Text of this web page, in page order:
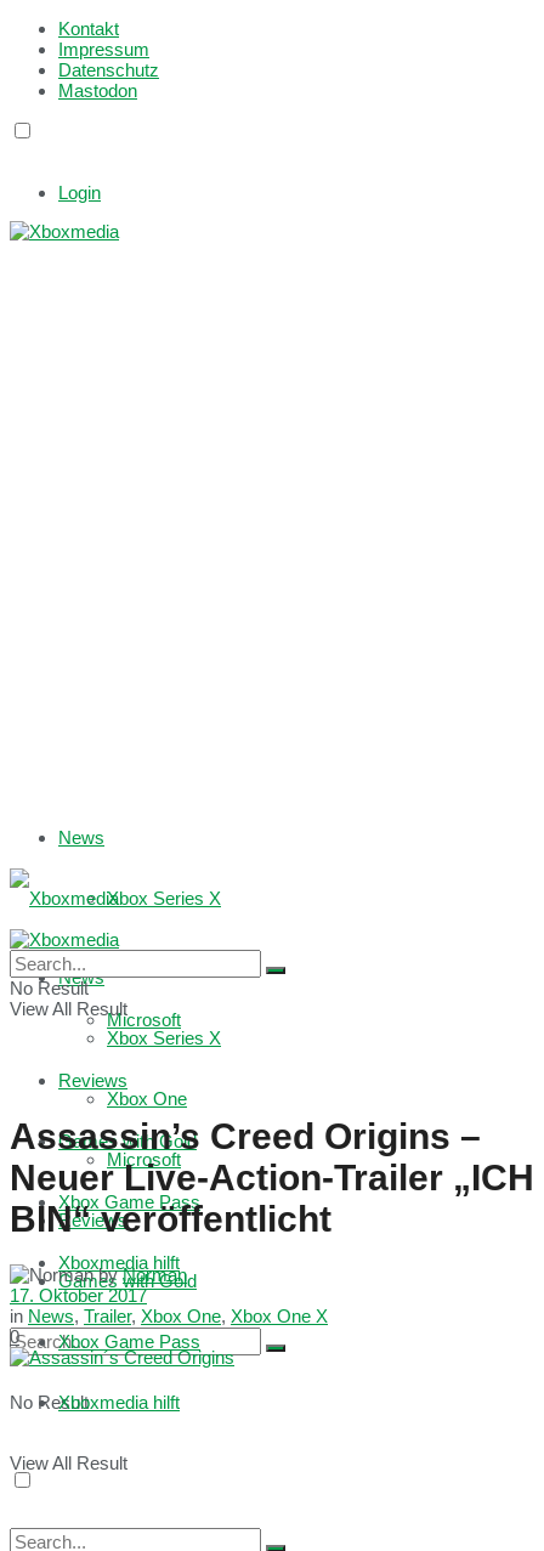
Kontakt
Impressum
Datenschutz
Mastodon
Login
News
Xbox Series X
Microsoft
Reviews
Games with Gold
Xbox Game Pass
Xboxmedia hilft
No Result
View All Result
News
Xbox Series X
Xbox One
Microsoft
Reviews
Games with Gold
Xbox Game Pass
Xboxmedia hilft
No Result
View All Result
Assassin’s Creed Origins –
Neuer Live-Action-Trailer „ICH
BIN“ veröffentlicht
by Norman
17. Oktober 2017
in News, Trailer, Xbox One, Xbox One X
0